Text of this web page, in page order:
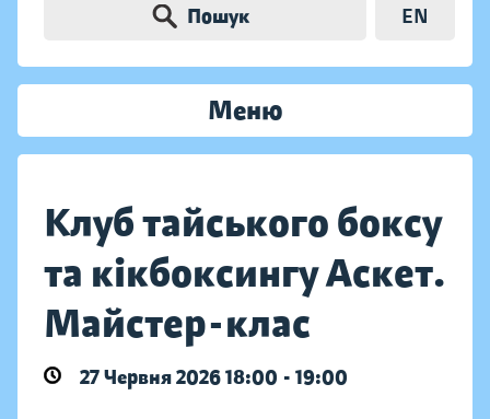
Пошук EN
Меню
Клуб тайського боксу
та кікбоксингу Аскет.
Майстер-клас
27 Червня 2026 18:00 - 19:00